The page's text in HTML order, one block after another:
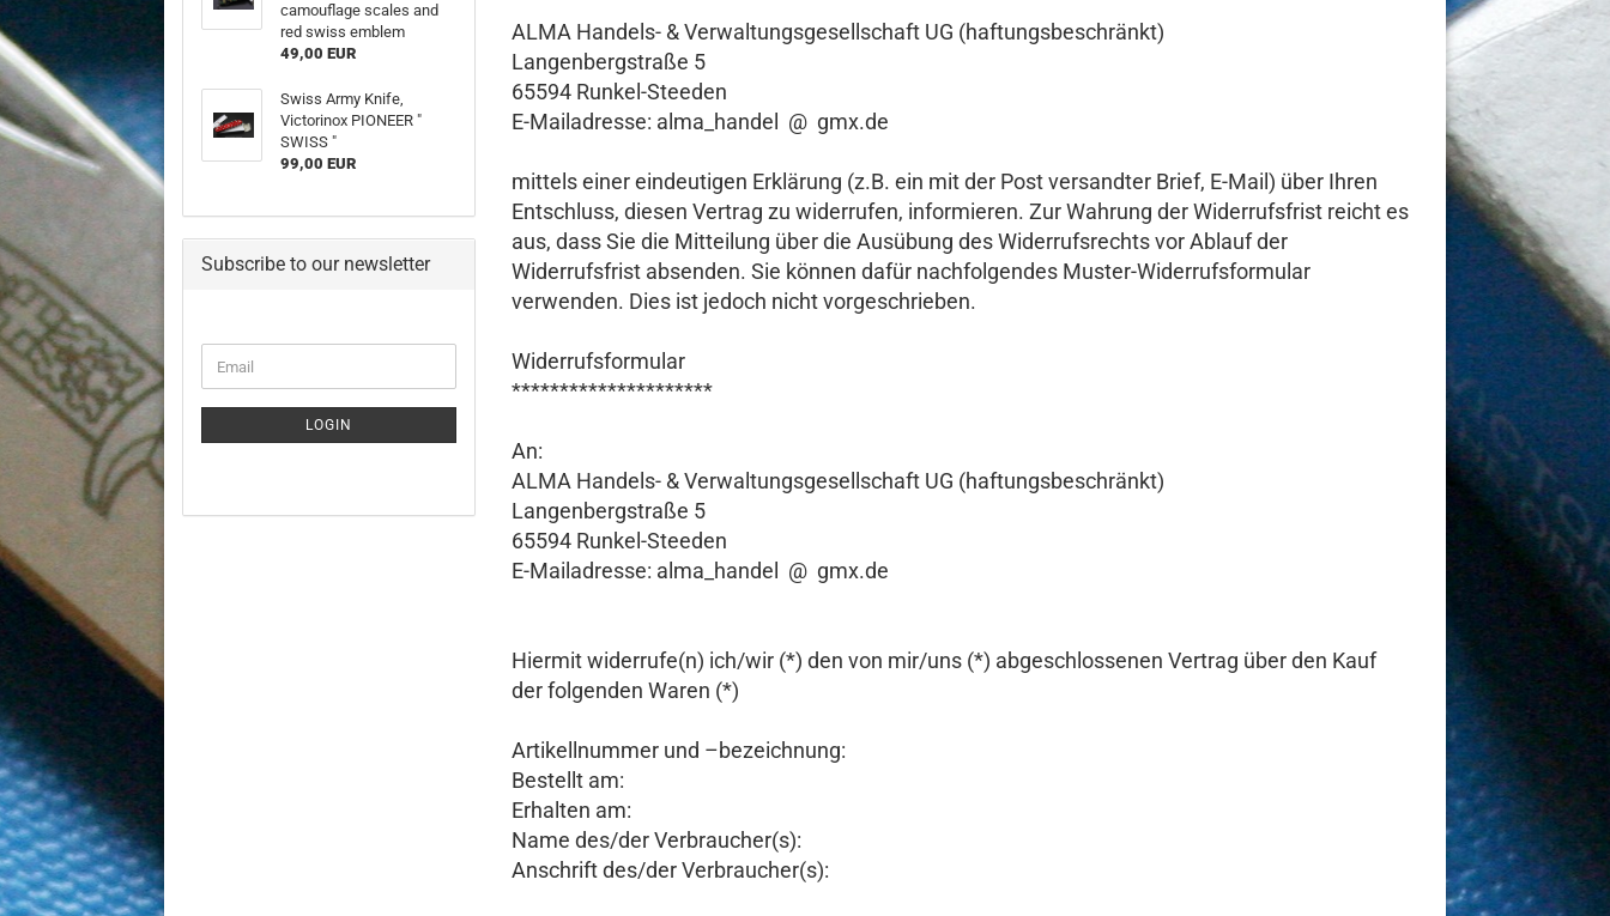
ALMA Handels- & Verwaltungsgesellschaft UG (haftungsbeschränkt)
Langenbergstraße 5
65594 Runkel-Steeden
E-Mailadresse: alma_handel @ gmx.de
mittels einer eindeutigen Erklärung (z.B. ein mit der Post versandter Brief, E-Mail) über Ihren
Entschluss, diesen Vertrag zu widerrufen, informieren. Zur Wahrung der Widerrufsfrist reicht es
aus, dass Sie die Mitteilung über die Ausübung des Widerrufsrechts vor Ablauf der
Widerrufsfrist absenden. Sie können dafür nachfolgendes Muster-Widerrufsformular
verwenden. Dies ist jedoch nicht vorgeschrieben.
Widerrufsformular
*********************
An:
ALMA Handels- & Verwaltungsgesellschaft UG (haftungsbeschränkt)
Langenbergstraße 5
65594 Runkel-Steeden
E-Mailadresse: alma_handel @ gmx.de
Hiermit widerrufe(n) ich/wir (*) den von mir/uns (*) abgeschlossenen Vertrag über den Kauf
der folgenden Waren (*)
Artikellnummer und –bezeichnung:
Bestellt am:
Erhalten am:
Name des/der Verbraucher(s):
Anschrift des/der Verbraucher(s):
camouflage scales and
red swiss emblem
49,00 EUR
Swiss Army Knife,
Victorinox PIONEER "
SWISS "
99,00 EUR
Subscribe to our newsletter
TO
SUBSCRIPTION
PAGE
Email
LOGIN